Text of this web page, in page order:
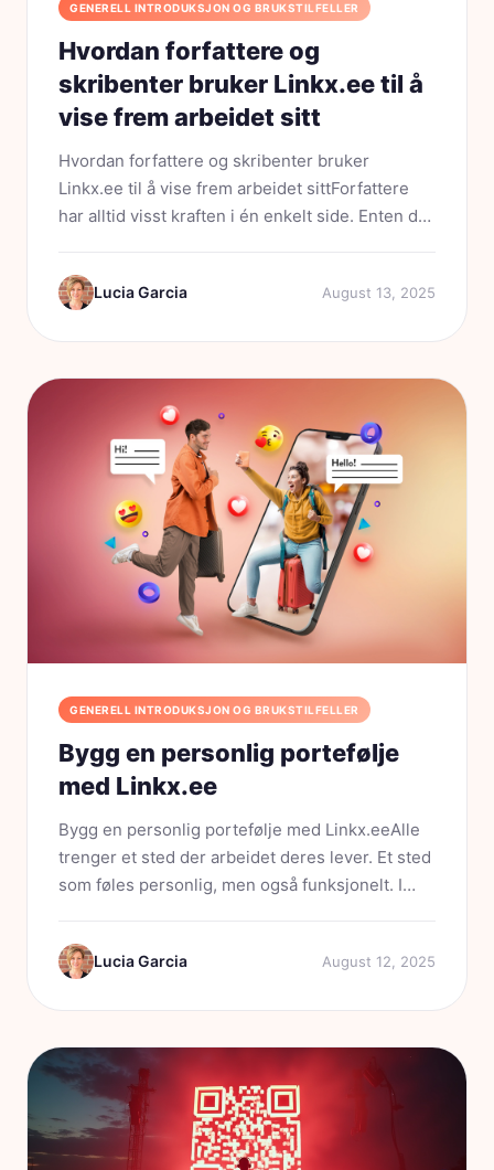
GENERELL INTRODUKSJON OG BRUKSTILFELLER
Hvordan forfattere og
skribenter bruker Linkx.ee til å
vise frem arbeidet sitt
Hvordan forfattere og skribenter bruker
Linkx.ee til å vise frem arbeidet sittForfattere
har alltid visst kraften i én enkelt side. Enten det
plassert forfatterbio – måten du viser frem
arbeidet ditt...
Lucia Garcia August 13, 2025
GENERELL INTRODUKSJON OG BRUKSTILFELLER
Bygg en personlig portefølje
med Linkx.ee
Bygg en personlig portefølje med Linkx.eeAlle
trenger et sted der arbeidet deres lever. Et sted
som føles personlig, men også funksjonelt. I
statisk nettside eller en PDF gjemt i en mappe.
En...Lucia Garcia August 12, 2025